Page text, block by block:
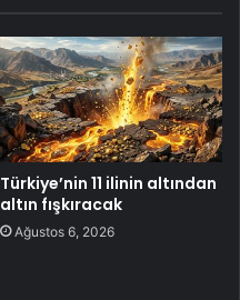
Türkiye’nin 11 ilinin altından
altın fışkıracak
Ağustos 6, 2026